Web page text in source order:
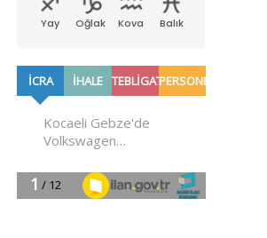
Yay Oğlak Kova Balık